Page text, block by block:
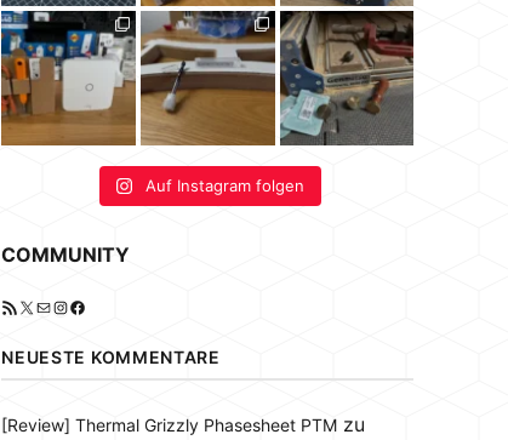
Auf Instagram folgen
COMMUNITY
RSS-Feed
X E-MailInstagram
Facebook
NEUESTE KOMMENTARE
[Review] Thermal Grizzly Phasesheet PTM zu